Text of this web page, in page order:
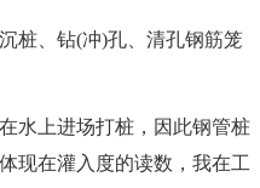
桩、钻(冲)孔、清孔钢筋笼
水上进场打桩，因此钢管桩
现在灌入度的读数，我在工